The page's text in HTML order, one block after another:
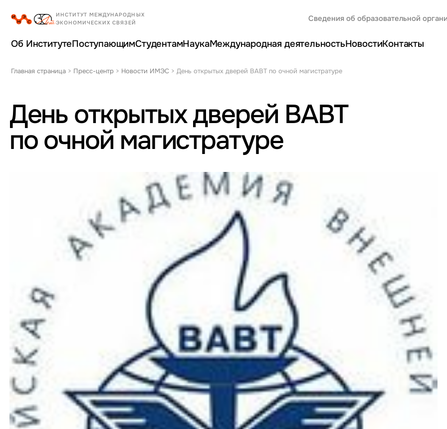
Сведения об образовательной
Об ИнститутеПоступающимСтудентамНаукаМеждународная деятельностьНовостиКонтакты
Главная страница > Пресс-центр > Новости ИМЭС >День открытых дверей ВАВТ по очной магистратуре
День открытых дверей ВАВТ
по очной магистратуре